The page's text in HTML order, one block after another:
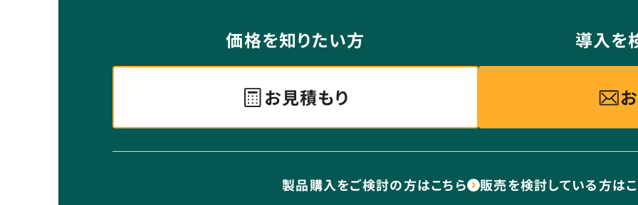
価格を知りたい方
お見積もり
導入を
製品購入をご検討の方はこちら 販売を検討している方は